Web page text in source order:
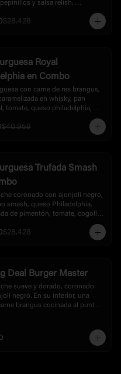
y salsa relish.
$28.428
Royal
en Combo
con carne de res brangus,
en whisky, pan
tomate, queso philadelphia,
$40.959
Trufada Smash
coronado con ajonjolí negro,
smash, queso Philadelphia,
de pimentón, tomate, cogollo
con papas.
$28.428
Deal Burger Master
suave y dorado, coronado
negro. En su interior, una
brangus cocinada al punto
trufado que aporta
y elegancia. Encima, una